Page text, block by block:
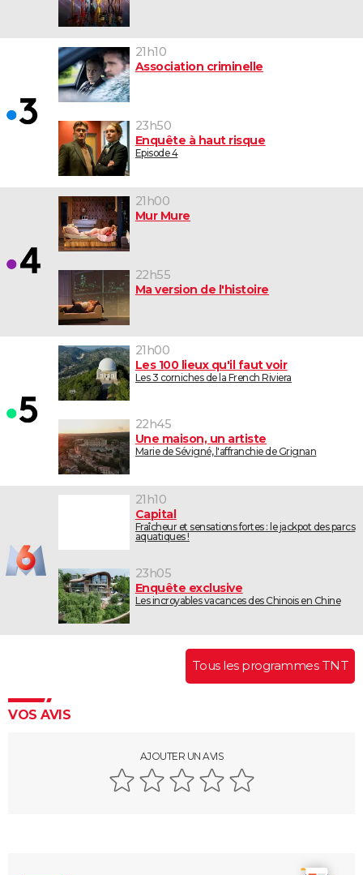
21h10
Association criminelle
23h50
Enquête à haut risque
Episode 4
21h00
Mur Mure
22h55
Ma version de l'histoire
21h00
Les 100 lieux qu'il faut voir
Les 3 corniches de la French Riviera
22h45
Une maison, un artiste
Marie de Sévigné, l'affranchie de Grignan
21h10
Capital
Fraîcheur et sensations fortes : le jackpot des parcs
aquatiques !
23h05
Enquête exclusive
Les incroyables vacances des Chinois en Chine
Tous les programmes TNT
VOS AVIS
AJOUTER UN AVIS